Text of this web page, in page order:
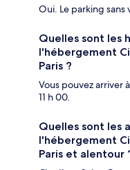
Oui. Le parking sans
Quelles sont les
l'hébergement
Paris ?
Vous pouvez arriver
11 h 00.
Quelles sont les
l'hébergement
Paris et alentour